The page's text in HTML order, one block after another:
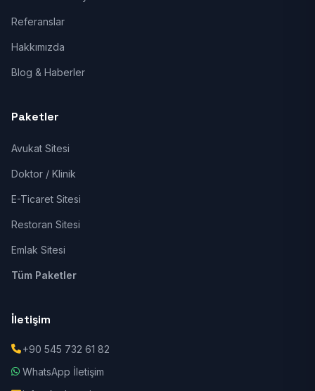
Referanslar
Hakkımızda
Blog & Haberler
Paketler
Avukat Sitesi
Doktor / Klinik
E-Ticaret Sitesi
Restoran Sitesi
Emlak Sitesi
Tüm Paketler
İletişim
+90 545 732 61 82
WhatsApp İletişim